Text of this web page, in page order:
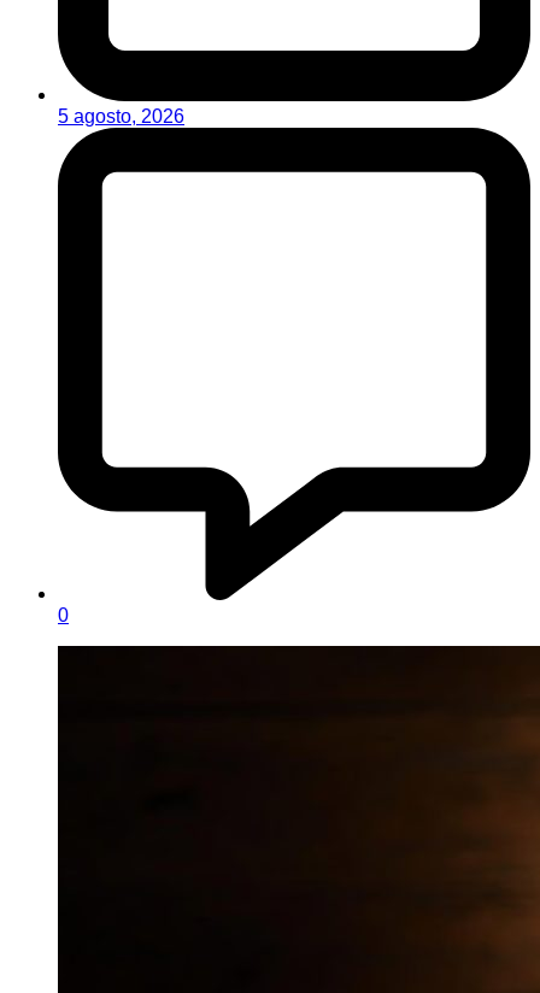
5 agosto, 2026
0